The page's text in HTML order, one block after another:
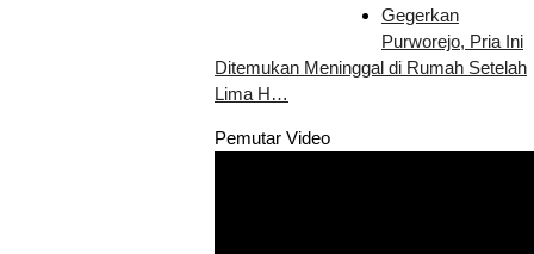
Gegerkan
Purworejo, Pria Ini
Ditemukan Meninggal di Rumah Setelah
Lima H…
Pemutar Video